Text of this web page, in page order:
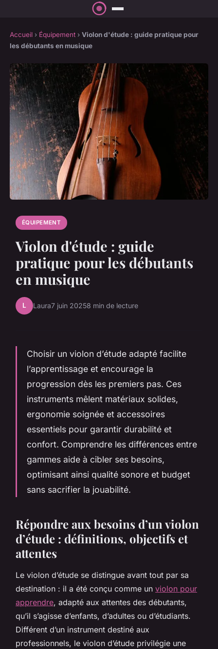
Accueil › Équipement › Violon d'étude : guide pratique pour
les débutants en musique
ÉQUIPEMENT
Violon d'étude : guide
pratique pour les débutants
en musique
L Laura7 juin 20258 min de lecture
Choisir un violon d’étude adapté facilite
l’apprentissage et encourage la
progression dès les premiers pas. Ces
instruments mêlent matériaux solides,
ergonomie soignée et accessoires
essentiels pour garantir durabilité et
confort. Comprendre les différences entre
gammes aide à cibler ses besoins,
optimisant ainsi qualité sonore et budget
sans sacrifier la jouabilité.
Répondre aux besoins d’un violon
d’étude : définitions, objectifs et
attentes
Le violon d’étude se distingue avant tout par sa
destination : il a été conçu comme un violon pour
apprendre, adapté aux attentes des débutants,
qu’il s’agisse d’enfants, d’adultes ou d’étudiants.
Différent d’un instrument destiné aux
professionnels, le violon d’étude privilégie une